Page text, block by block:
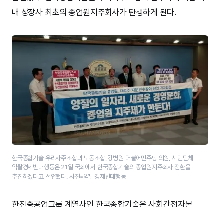
내 상장사 최초의 종업원지주회사가 탄생하게 된다.
한국종합기술 우리사주조합과 노동조합, 강병원 더불어민주당 의원, 시민단체
약탈경제반대행동은 21일 국회에서 한국종합기술의 종업원지주회사 전환을
추진하겠다고 선언했다. 사진=약탈경제반대행동
한진중공업그룹 계열사인 한국종합기술은 사회간접자본